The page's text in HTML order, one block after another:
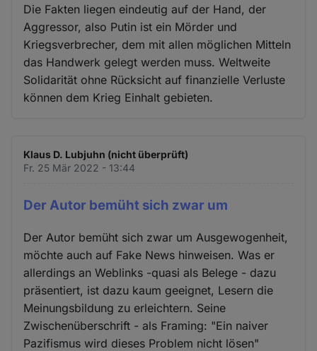
Die Fakten liegen eindeutig auf der Hand, der
Aggressor, also Putin ist ein Mörder und
Kriegsverbrecher, dem mit allen möglichen Mitteln
das Handwerk gelegt werden muss. Weltweite
Solidarität ohne Rücksicht auf finanzielle Verluste
können dem Krieg Einhalt gebieten.
Klaus D. Lubjuhn (nicht überprüft)
Fr. 25 Mär 2022 - 13:44
Der Autor bemüht sich zwar um
Der Autor bemüht sich zwar um Ausgewogenheit,
möchte auch auf Fake News hinweisen. Was er
allerdings an Weblinks -quasi als Belege - dazu
präsentiert, ist dazu kaum geeignet, Lesern die
Meinungsbildung zu erleichtern. Seine
Zwischenüberschrift - als Framing: "Ein naiver
Pazifismus wird dieses Problem nicht lösen"